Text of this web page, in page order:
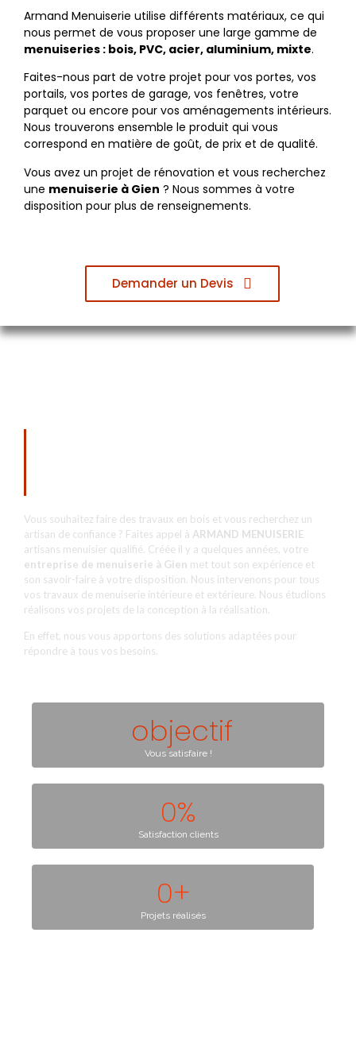
Armand Menuiserie utilise différents matériaux, ce qui
nous permet de vous proposer une large gamme de
menuiseries : bois, PVC, acier, aluminium, mixte.
Faites-nous part de votre projet pour vos portes, vos
portails, vos portes de garage, vos fenêtres, votre
parquet ou encore pour vos aménagements intérieurs.
Nous trouverons ensemble le produit qui vous
correspond en matière de goût, de prix et de qualité.
Vous avez un projet de rénovation et vous recherchez
une menuiserie à Gien ? Nous sommes à votre
disposition pour plus de renseignements.
Demander un Devis
Vous souhaitez faire des travaux en bois et vous recherchez un
artisan de confiance ? Faites appel à ARMAND MENUISERIE
artisans menuisier qualifié. Créée il y a quelques années, votre
entreprise de menuiserie à Gien met tout son expérience et
son savoir-faire à votre disposition. Nous intervenons pour tous
vos travaux de menuiserie intérieure et extérieure. Nous étudions
réalisons vos projets de la conception à la réalisation.
En effet, nous vous apportons des solutions adaptées pour
répondre à tous vos besoins.
Vous satisfaire !
objectif
Satisfaction clients
0%
Projets réalisés
0+